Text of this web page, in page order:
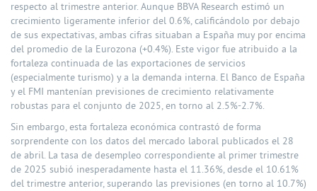
respecto al trimestre anterior. Aunque BBVA Research estimó un
crecimiento ligeramente inferior del 0.6%, calificándolo por debajo
de sus expectativas, ambas cifras situaban a España muy por encima
del promedio de la Eurozona (+0.4%). Este vigor fue atribuido a la
fortaleza continuada de las exportaciones de servicios
(especialmente turismo) y a la demanda interna. El Banco de España
y el FMI mantenían previsiones de crecimiento relativamente
robustas para el conjunto de 2025, en torno al 2.5%-2.7%.
Sin embargo, esta fortaleza económica contrastó de forma
sorprendente con los datos del mercado laboral publicados el 28
de abril. La tasa de desempleo correspondiente al primer trimestre
de 2025 subió inesperadamente hasta el 11.36%, desde el 10.61%
del trimestre anterior, superando las previsiones (en torno al 10.7%)